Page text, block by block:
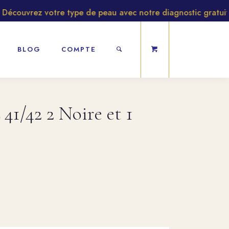
votre type de peau avec notre diagnostic gratuit
BLOG COMPTE
42 2 Noire et 1